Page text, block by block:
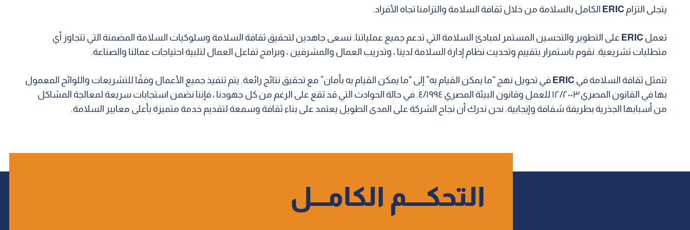
يتجلى التزام ERIC الكامل بالسلامة من خلال ثقافة السلامة والتزامنا تجاه الأفراد.
تعمل ERIC على التطوير والتحسين المستمر لمبادئ السلامة التي تدعم جميع عملياتنا. نسعى جاهدين لتحقيق ثقافة السلامة وسلوكيات السلامة المضمنة التي تتجاوز أي
متطلبات تشريعية. نقوم باستمرار بتقييم وتحديث نظام إدارة السلامة لدينا ، وتدريب العمال والمشرفين ، وبرامج تفاعل العمال لتلبية احتياجات عمالنا والصناعة.
تتمثل ثقافة السلامة في ERIC في تحويل نهج “ما يمكن القيام به” إلى “ما يمكن القيام به بأمان” مع تحقيق نتائج رائعة. يتم تنفيذ جميع الأعمال وفقًا للتشريعات واللوائح المعمول
بها في القانون المصري ۱۲/۲۰۰۳ للعمل وقانون البيئة المصري ٤/۱۹۹٤. في حالة الحوادث التي قد تقع على الرغم من كل جهودنا ، فإننا نضمن استجابات سريعة لمعالجة المشاكل
من أسبابها الجذرية بطريقة شفافة وإيجابية. نحن ندرك أن نجاح الشركة على المدى الطويل يعتمد على بناء ثقافة وسمعة لتقديم خدمة متميزة بأعلى معايير السلامة.
التحكــــم الكامـــل